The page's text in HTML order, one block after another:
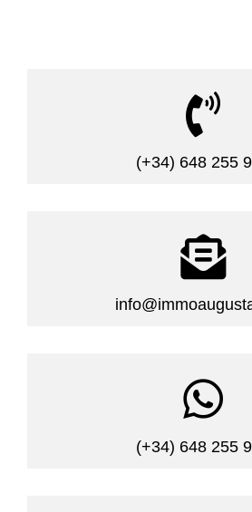

(+34) 648 255


(+34) 648 255